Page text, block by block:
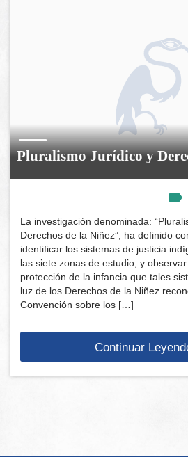
Pluralismo Jurídico y
La investigación denominada:
Derechos de la Niñez”, ha definido
identificar los sistemas de justicia
las siete zonas de estudio, y
protección de la infancia que tales
luz de los Derechos de la Niñez
Convención sobre los […]
Continuar